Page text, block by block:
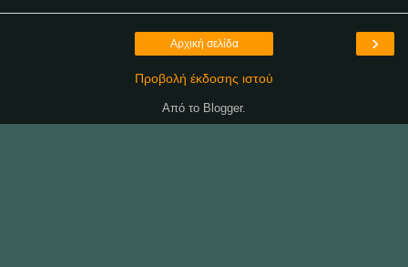
›
Αρχική σελίδα
Προβολή έκδοσης ιστού
Από το Blogger.